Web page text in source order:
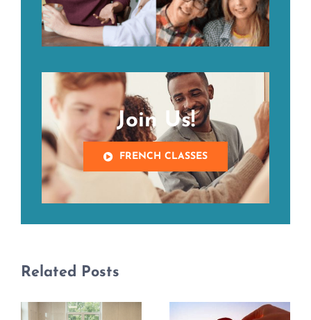
Join Us!
FRENCH CLASSES
Related Posts